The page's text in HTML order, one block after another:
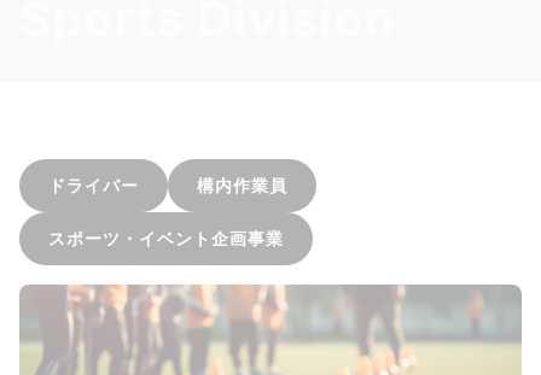
ドライバー 構内作業員
スポーツ・イベント企画事業